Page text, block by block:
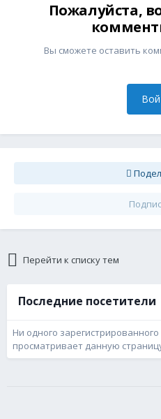
Пожалуйста,
Вы сможете оставить
Перейти к списку тем
Последние посетители
Ни одного
просматривает данную